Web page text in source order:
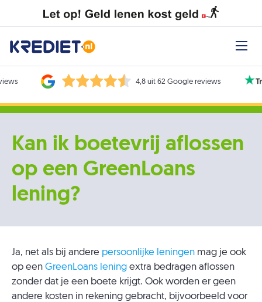
4,8 uit 62 Google reviews
Kan ik boetevrij aflossen
op een GreenLoans
lening?
Ja, net als bij andere persoonlijke leningen mag je ook
op een GreenLoans lening extra bedragen aflossen
zonder dat je een boete krijgt. Ook worden er geen
andere kosten in rekening gebracht, bijvoorbeeld voor